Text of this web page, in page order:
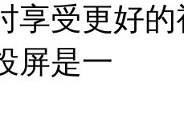
享受更好
屏是一